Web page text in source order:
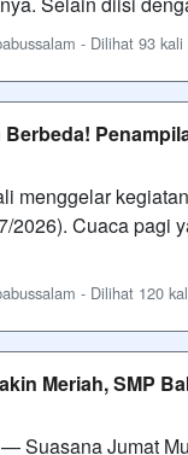
- Dilihat 93 kali
menggelar
2026). Cuaca pagi
- Dilihat 120
Meriah, SMP
Suasana Jumat